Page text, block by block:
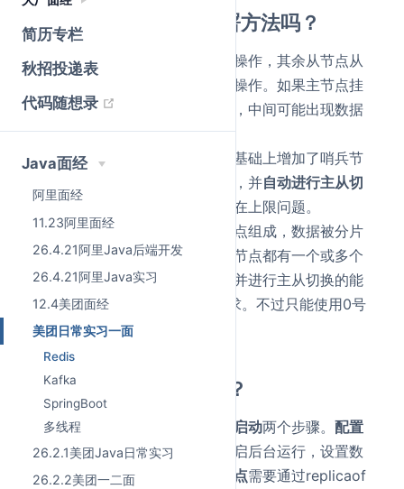
简历专栏
秋招投递表
代码随想录
(opens new window)
Java面经
阿里面经
11.23阿里面经
26.4.21阿里Java后端开发
26.4.21阿里Java实习
12.4美团面经
美团日常实习一面
Redis
Kafka
SpringBoot
多线程
26.2.1美团Java日常实习
26.2.2美团一二面
了解Redis分布式的部署方法吗？
主从复制
：一个主节点负责写操作，其余从节点从
通过复制主节点的数据进行读操作。如果主节点挂
了需要手动将其他从节点升级，中间可能出现数据
丢失。
哨兵模式：在主从复制节点的基础上增加了哨兵节
点，负责检查主节点是否正常，并自动进行主从切
换。仍旧可能会数据丢失和存在上限问题。
集群模式：整个集群由多个节点组成，数据被分片
存储在多个主节点上，每个主节点都有一个或多个
从节点，支持动态扩容和监控并进行主从切换的能
力，可以解决Redis分布式需求。不过只能使用0号
数据库。
介绍一下主从集群搭建？
搭建主从集群可以分为 配置和启动两个步骤。配置
主节点时，需要修改端口，开启后台运行，设置数
据存储目录后启动，
配置从节点需要通过replicaof